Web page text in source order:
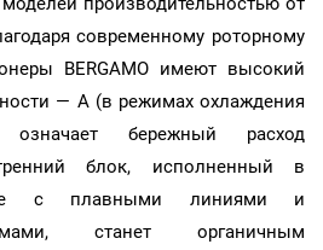
современному роторному
BERGAMO имеют высокий
— A (в режимах охлаждения
бережный расход
блок, исполненный в
с плавными линиями и
станет органичным